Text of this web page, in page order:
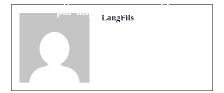
Désespéré
par une boisson chaude
LangFils